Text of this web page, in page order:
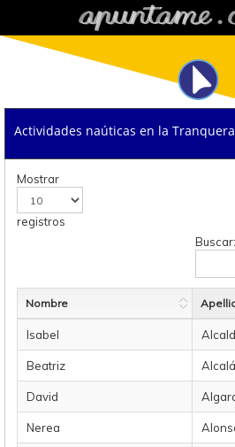
Actividades naúticas en la
Mostrar
registros
Buscar:
Nombre
Isabel
Beatriz Alcalá
David
Nerea